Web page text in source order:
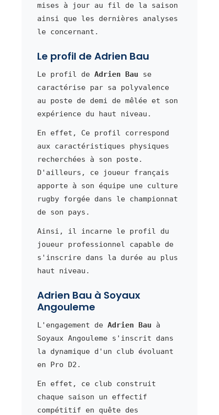
mises à jour au fil de la saison
ainsi que les dernières analyses
le concernant.
Le profil de Adrien Bau
Le profil de Adrien Bau se
caractérise par sa polyvalence
au poste de demi de mêlée et son
expérience du haut niveau.
En effet, Ce profil correspond
aux caractéristiques physiques
recherchées à son poste.
D'ailleurs, ce joueur français
apporte à son équipe une culture
rugby forgée dans le championnat
de son pays.
Ainsi, il incarne le profil du
joueur professionnel capable de
s'inscrire dans la durée au plus
haut niveau.
Adrien Bau à Soyaux
Angouleme
L'engagement de Adrien Bau à
Soyaux Angouleme s'inscrit dans
la dynamique d'un club évoluant
en Pro D2.
En effet, ce club construit
chaque saison un effectif
compétitif en quête des